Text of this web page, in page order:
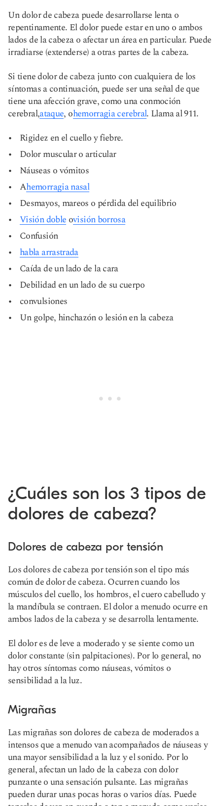
Un dolor de cabeza puede desarrollarse lenta o
repentinamente. El dolor puede estar en uno o ambos
lados de la cabeza o afectar un área en particular. Puede
irradiarse (extenderse) a otras partes de la cabeza.
Si tiene dolor de cabeza junto con cualquiera de los
síntomas a continuación, puede ser una señal de que
tiene una afección grave, como una conmoción
cerebral,ataque, ohemorragia cerebral. Llama al 911.
Rigidez en el cuello y fiebre.
Dolor muscular o articular
Náuseas o vómitos
Ahemorragia nasal
Desmayos, mareos o pérdida del equilibrio
Visión doble ovisión borrosa
Confusión
habla arrastrada
Caída de un lado de la cara
Debilidad en un lado de su cuerpo
convulsiones
Un golpe, hinchazón o lesión en la cabeza
¿Cuáles son los 3 tipos de
dolores de cabeza?
Dolores de cabeza por tensión
Los dolores de cabeza por tensión son el tipo más
común de dolor de cabeza. Ocurren cuando los
músculos del cuello, los hombros, el cuero cabelludo y
la mandíbula se contraen. El dolor a menudo ocurre en
ambos lados de la cabeza y se desarrolla lentamente.
El dolor es de leve a moderado y se siente como un
dolor constante (sin palpitaciones). Por lo general, no
hay otros síntomas como náuseas, vómitos o
sensibilidad a la luz.
Migrañas
Las migrañas son dolores de cabeza de moderados a
intensos que a menudo van acompañados de náuseas y
una mayor sensibilidad a la luz y el sonido. Por lo
general, afectan un lado de la cabeza con dolor
punzante o una sensación pulsante. Las migrañas
pueden durar unas pocas horas o varios días. Puede